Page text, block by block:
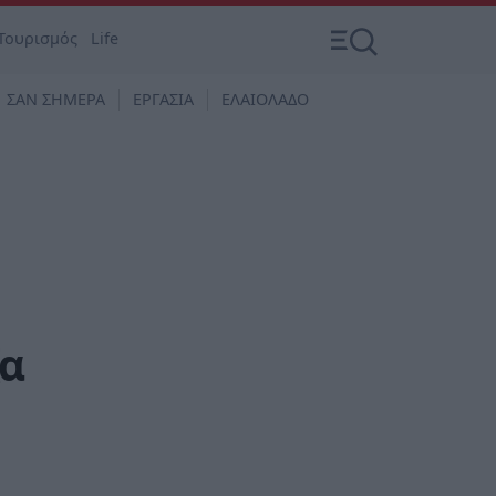
Life
ΣΑΝ ΣΗΜΕΡΑ ΕΡΓΑΣΙΑ ΕΛΑΙΟΛΑΔΟ